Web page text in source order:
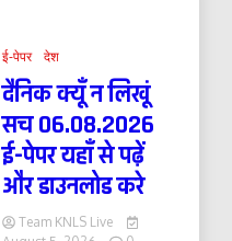
ई-पेपर देश
दैनिक क्यूँ न लिखूं
सच 06.08.2026
ई-पेपर यहाँ से पढ़ें
और डाउनलोड करे
Team KNLS Live